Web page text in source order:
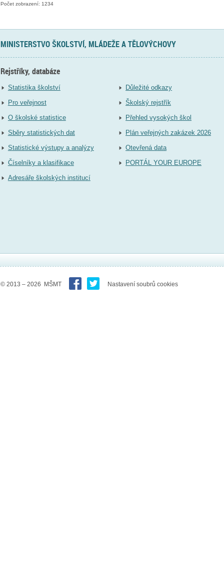
Počet zobrazení: 1234
MINISTERSTVO ŠKOLSTVÍ, MLÁDEŽE A TĚLOVÝCHOVY
Rejstříky, databáze
Statistika školství
Pro veřejnost
O školské statistice
Sběry statistických dat
Statistické výstupy a analýzy
Číselníky a klasifikace
Adresáře školských institucí
Důležité odkazy
Školský rejstřík
Přehled vysokých škol
Plán veřejných zakázek 2026
Otevřená data
PORTÁL YOUR EUROPE
© 2013 – 2026 MŠMT Nastavení soubrů cookies